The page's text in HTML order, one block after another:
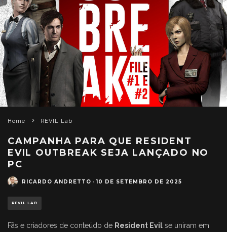
Home REVIL Lab
CAMPANHA PARA QUE RESIDENT
EVIL OUTBREAK SEJA LANÇADO NO
PC
RICARDO ANDRETTO · 10 DE SETEMBRO DE 2025
REVIL LAB
Fãs e criadores de conteúdo de Resident Evil se uniram em